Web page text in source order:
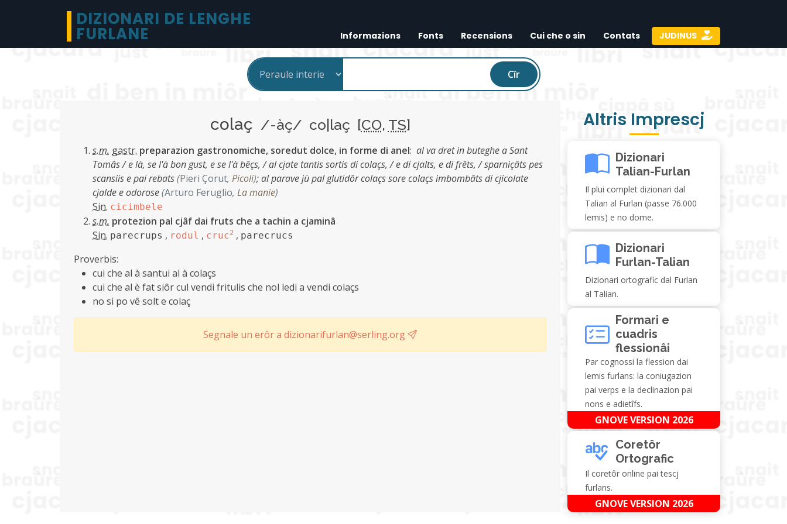
DIZIONARI DE LENGHE
FURLANE Informazions Fonts Recensions Cui che o sin Contats JUDINUS
Cîr
colaç /-àç/ co|laç [CO, TS]
s.m. gastr. preparazion gastronomiche, soredut dolce, in forme di anel: al va dret in buteghe a Sant
Tomâs / e là, se l'à bon gust, e se l'à bêçs, / al cjate tantis sortis di colaçs, / e di cjalts, e di frêts, / sparniçâts pes
scansiis e pai rebats(Pieri Çorut, Picoli);al parave jù pal glutidôr colaçs sore colaçs imbombâts di cjicolate
cjalde e odorose(Arturo Feruglio, La manie)
Sin. cicimbele
s.m. protezion pal cjâf dai fruts che a tachin a cjaminâ
Sin. parecrups , rodul , cruc2 , parecrucs
Proverbis:
cui che al à santui al à colaçs
cui che al è fat siôr cul vendi fritulis che nol ledi a vendi colaçs
no si po vê solt e colaç
Segnale un erôr a dizionarifurlan@serling.org
Altris Imprescj
Dizionari
Talian-Furlan
Il plui complet dizionari dal
Talian al Furlan (passe 76.000
lemis) e no dome.
Dizionari
Furlan-Talian
Dizionari ortografic dal Furlan
al Talian.
Formari e
cuadris
flessionâi
Par cognossi la flession dai
lemis furlans: la coniugazion
pai verps e la declinazion pai
nons e adietîfs.
GNOVE VERSION 2026
Coretôr
Ortografic
Il coretôr online pai tescj
furlans.
GNOVE VERSION 2026